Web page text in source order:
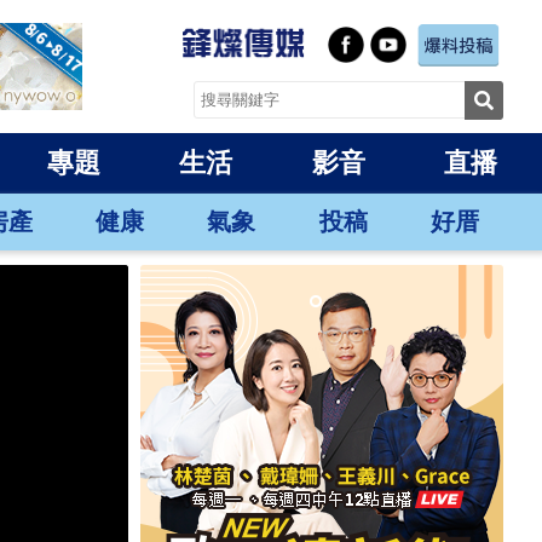
專題 生活 影音 直播
產 健康 氣象 投稿 好厝